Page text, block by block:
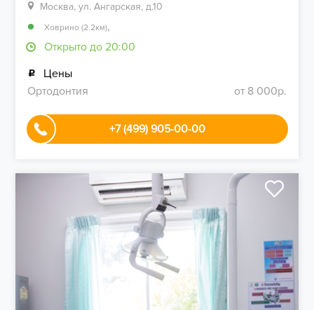
Москва, ул. Ангарская, д.10
Ховрино (2.2км),
Открыто до 20:00
Цены
Ортодонтия
от 8 000р.
+7 (499) 905-00-00